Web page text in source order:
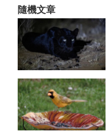
隨機文章